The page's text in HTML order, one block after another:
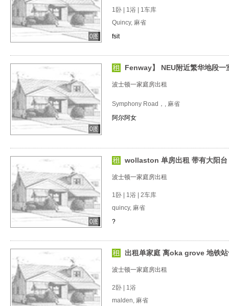
0图
1卧 | 1浴 | 1车库
Quincy, 麻省
fsit
0图
Fenway】 NEU附近繁华地段一
波士顿一家庭房出租
Symphony Road，, 麻省
阿尔阿女
0图
wollaston 单房出租 带有大阳台
波士顿一家庭房出租
1卧 | 1浴 | 2车库
quincy, 麻省
?
出租单家庭 离oka grove 地铁
波士顿一家庭房出租
2卧 | 1浴
malden, 麻省